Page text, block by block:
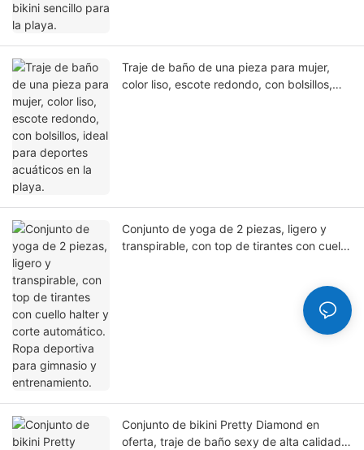
Traje de baño de una pieza para mujer,
color liso, escote redondo, con bolsillos,
Conjunto de yoga de 2 piezas, ligero y
transpirable, con top de tirantes con cuello
Conjunto de bikini Pretty Diamond en
oferta, traje de baño sexy de alta calidad